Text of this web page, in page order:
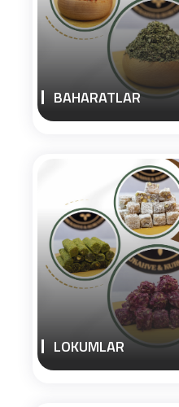
BAHARATLAR
LOKUMLAR